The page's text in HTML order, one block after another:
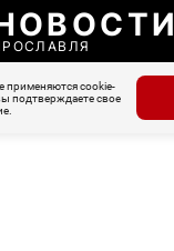
применяются cookie-
подтверждаете свое